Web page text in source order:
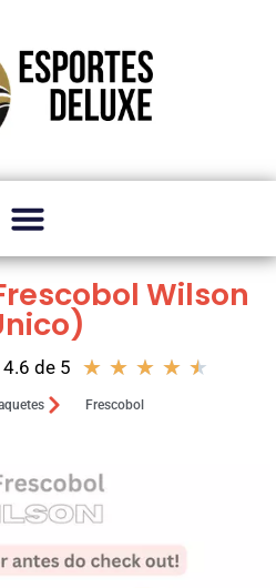
Wilson
de 5 ★ ★ ★ ★ ★
Frescobol